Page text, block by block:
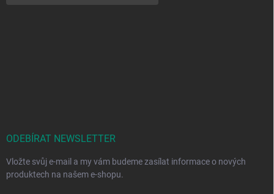
ODEBÍRAT NEWSLETTER
Vložte svůj e-mail a my vám budeme zasílat informace o nových
produktech na našem e-shopu.